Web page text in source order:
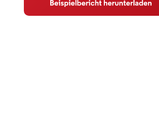
Trends und Einblicke